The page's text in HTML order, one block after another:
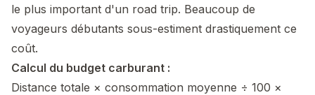
le plus important d'un road trip. Beaucoup de
voyageurs débutants sous-estiment drastiquement ce
coût.
Calcul du budget carburant :
Distance totale × consommation moyenne ÷ 100 ×